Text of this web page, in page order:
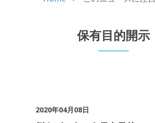
保有目的開示
2020年04月08日